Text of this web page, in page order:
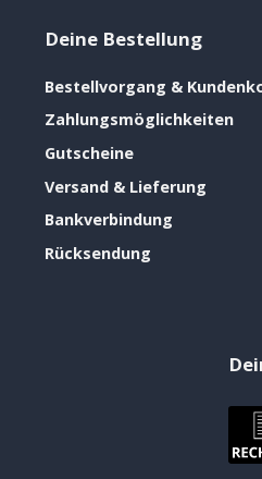
Deine Bestellung
Bestellvorgang &
Zahlungsmöglichkeiten
Gutscheine
Versand & Lieferung
Bankverbindung
Rücksendung